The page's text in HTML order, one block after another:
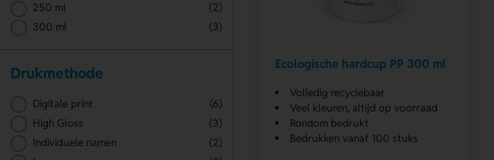
Ecologische hardcup PP 300 ml
Volledig recyclebaar
Veel kleuren, altijd op voorraad
Rondom bedrukt
Bedrukken vanaf 100 stuks
250 ml
(2)
300 ml
(3)
Drukmethode
Digitale print
(6)
High Gloss
(3)
Individuele namen
(2)